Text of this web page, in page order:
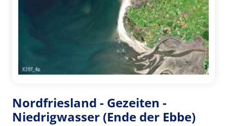
Nordfriesland - Gezeiten -
Niedrigwasser (Ende der Ebbe)